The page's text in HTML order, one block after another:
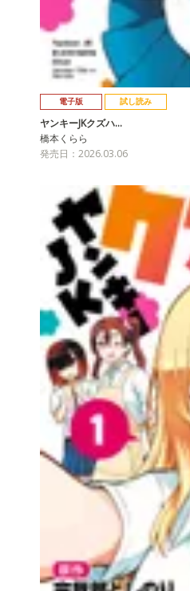
電子版 試し読み
ヤンキーJKクズハ…
橋本くらら
発売日：2026.03.06